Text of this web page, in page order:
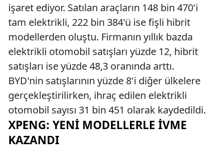
işaret ediyor. Satılan araçların 148 bin 470'i
tam elektrikli, 222 bin 384'ü ise fişli hibrit
modellerden oluştu. Firmanın yıllık bazda
elektrikli otomobil satışları yüzde 12, hibrit
satışları ise yüzde 48,3 oranında arttı.
BYD'nin satışlarının yüzde 8'i diğer ülkelere
gerçekleştirilirken, ihraç edilen elektrikli
otomobil sayısı 31 bin 451 olarak kaydedildi.
XPENG: YENI MODELLERLE İVME
KAZANDI